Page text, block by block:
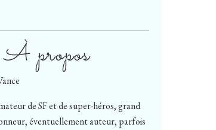
À propos
de SF et de super-héros, grand
éventuellement auteur, parfois